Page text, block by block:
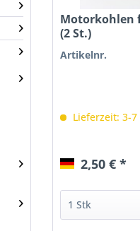
Motorkohlen
(2 St.)
Artikelnr.
Lieferzeit: 3-7
2,50 € *